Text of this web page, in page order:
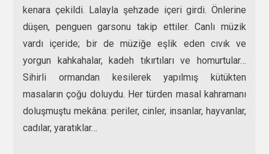
kenara çekildi. Lalayla şehzade içeri girdi. Önlerine
düşen, penguen garsonu takip ettiler. Canlı müzik
vardı içeride; bir de müziğe eşlik eden cıvık ve
yorgun kahkahalar, kadeh tıkırtıları ve homurtular…
Sihirli ormandan kesilerek yapılmış kütükten
masaların çoğu doluydu. Her türden masal kahramanı
doluşmuştu mekâna: periler, cinler, insanlar, hayvanlar,
cadılar, yaratıklar…